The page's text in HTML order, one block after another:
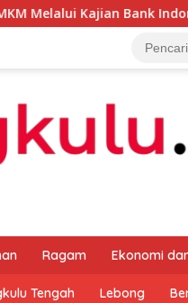
Bank Indonesia
Ragam Ekonomi
Tengah Lebong